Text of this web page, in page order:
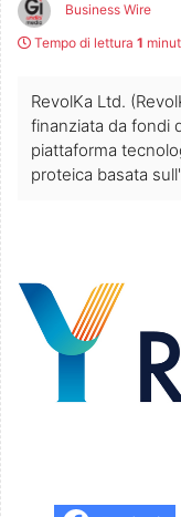
Business Wire
Tempo di lettura 1
RevolKa Ltd.
finanziata da fondi
piattaforma
proteica basata